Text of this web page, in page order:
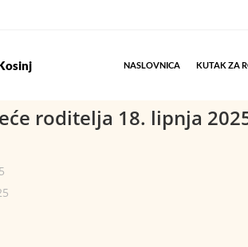
NASLOVNICA KUTAK ZA
roditelja 18. lipnja